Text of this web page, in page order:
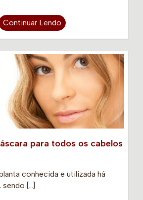
Continuar Lendo
para todos os cabelos
conhecida e utilizada há
sendo […]